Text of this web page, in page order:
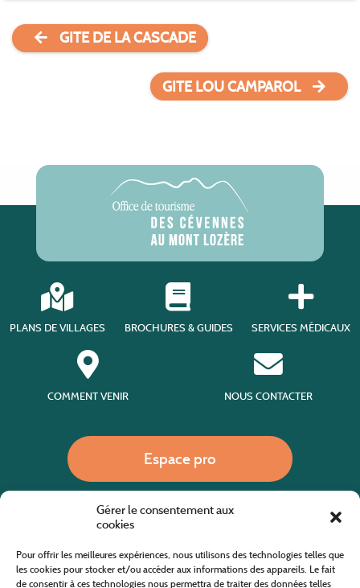
Gérer le consentement aux
cookies
Pour offrir les meilleures expériences, nous utilisons des technologies telles que
les cookies pour stocker et/ou accéder aux informations des appareils. Le fait
de consentir à ces technologies nous permettra de traiter des données telles
GITE DE LA CASCADE
GITE LOU CAMPAROL
PLANS DE VILLAGES BROCHURES & GUIDES SERVICES MÉDICAUX
COMMENT VENIR NOUS CONTACTER
Espace pro
Site internet cofinancé par le fonds européen agricole pour le développement rural